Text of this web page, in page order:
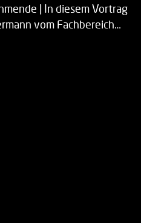
| In diesem Vortrag
vom Fachbereich…